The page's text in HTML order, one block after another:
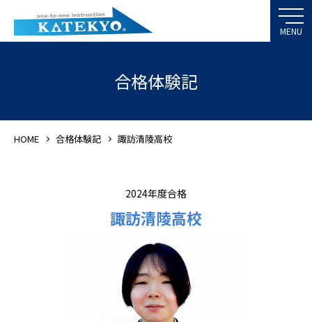
合格体験記
HOME 合格体験記 諏訪清陵高校
2024年度合格
諏訪清陵高校